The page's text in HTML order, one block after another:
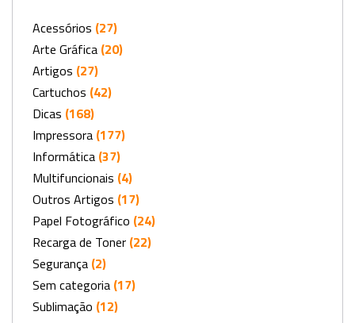
Acessórios (27)
Arte Gráfica (20)
Artigos (27)
Cartuchos (42)
Dicas (168)
Impressora (177)
Informática (37)
Multifuncionais (4)
Outros Artigos (17)
Papel Fotográfico (24)
Recarga de Toner (22)
Segurança (2)
Sem categoria (17)
Sublimação (12)